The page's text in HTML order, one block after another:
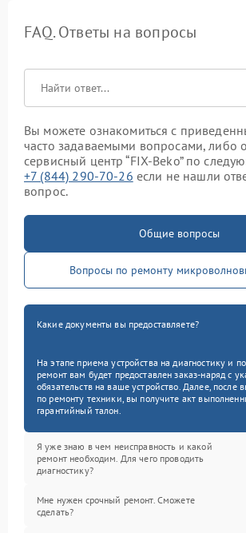
FAQ. Ответы на вопросы
Вы можете ознакомиться с
часто задаваемыми вопросами, либо
сервисный центр “FIX-Beko” по
+7 (844) 290-70-26 если не нашли
вопрос.
Общие вопросы
Вопросы по ремонту
Какие документы вы предоставляете?
На этапе приема устройства на диагностику и
ремонт вам будет предоставлен заказ-наряд с
обязательств на ваше устройство. Далее, после
по ремонту техники, вы получите акт
гарантийный талон.
Я уже знаю в чем неисправность и какой
ремонт необходим. Для чего проводить
диагностику?
Мне нужен срочный ремонт. Сможете
сделать?